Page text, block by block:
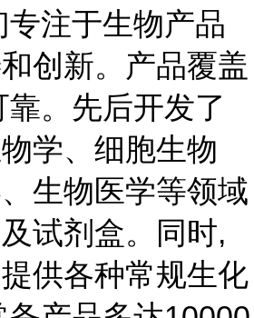
注于生物产品
创新。产品覆盖
。先后开发了
学、细胞生物
生物医学等领域
试剂盒。同时,
供各种常规生化